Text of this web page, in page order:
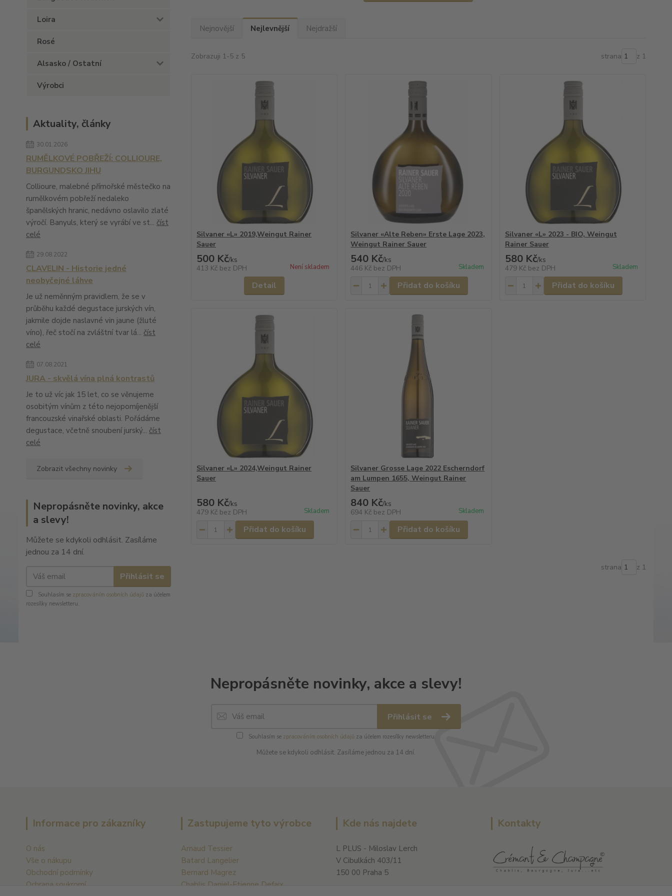
Loira
Rosé
Alsasko / Ostatní
Výrobci
Aktuality, články
30.01.2026
RUMĚLKOVÉ POBŘEŽÍ: COLLIOURE,
BURGUNDSKO JIHU
Collioure, malebné přímořské městečko na
rumělkovém pobřeží nedaleko
španělských hranic, nedávno oslavilo zlaté
výročí. Banyuls, který se vyrábí ve st... číst
celé
29.08.2022
CLAVELIN - Historie jedné
neobyčejné láhve
Je už neměnným pravidlem, že se v
průběhu každé degustace jurských vín,
jakmile dojde naslavné vin jaune (žluté
víno), řeč stočí na zvláštní tvar lá... číst
celé
07.08.2021
JURA - skvělá vína plná kontrastů
Je to už víc jak 15 let, co se věnujeme
osobitým vínům z této nejopomíjenější
francouzské vinařské oblasti. Pořádáme
degustace, včetně snoubení jurský... číst
celé
Zobrazit všechny novinky
Nepropásněte novinky, akce
a slevy!
Můžete se kdykoli odhlásit. Zasíláme
jednou za 14 dní.
Přihlásit se
Souhlasím se zpracováním osobních údajů za účelem
rozesílky newsletteru.
Nejnovější Nejlevnější Nejdražší
Zobrazuji 1-5 z 5 strana z 1
Silvaner «L» 2019,Weingut Rainer
Sauer
500 Kč/ks
413 Kč bez DPH Není skladem
Detail
Silvaner «Alte Reben» Erste Lage 2023,
Weingut Rainer Sauer
540 Kč/ks
446 Kč bez DPH Skladem
Přidat do košíku
Silvaner «L» 2023 - BIO, Weingut
Rainer Sauer
580 Kč/ks
479 Kč bez DPH Skladem
Přidat do košíku
Silvaner «L» 2024,Weingut Rainer
Sauer
580 Kč/ks
479 Kč bez DPH Skladem
Přidat do košíku
Silvaner Grosse Lage 2022 Escherndorf
am Lumpen 1655, Weingut Rainer
Sauer
840 Kč/ks
694 Kč bez DPH Skladem
Přidat do košíku
strana z 1
Nepropásněte novinky, akce a slevy!
Přihlásit se
Souhlasím se zpracováním osobních údajů za účelem rozesílky newsletteru.
Můžete se kdykoli odhlásit. Zasíláme jednou za 14 dní.
Informace pro zákazníky
O nás
Vše o nákupu
Obchodní podmínky
Ochrana soukromí
Zastupujeme tyto výrobce
Arnaud Tessier
Batard Langelier
Bernard Magrez
Chablis Daniel-Etienne Defaix
Kde nás najdete
L PLUS - Miloslav Lerch
V Cibulkách 403/11
150 00 Praha 5
Kontakty